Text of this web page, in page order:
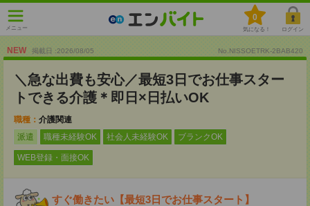
メニュー
0
気になる！ ログイン
NEW 掲載日 :2026/08/05 No.NISSOETRK-2BAB420
＼急な出費も安心／最短3日でお仕事スター
トできる介護＊即日×日払いOK
職種： 介護関連
派遣
職種未経験OK 社会人未経験OK ブランクOK
WEB登録・面接OK
すぐ働きたい【最短3日でお仕事スタート】